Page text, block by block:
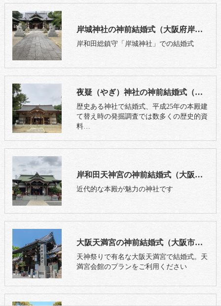
岸城神社の神前結婚式（大阪府岸和田市）
岸和田総鎮守「岸城神社」での結婚式
夜疑（やぎ）神社の神前結婚式（大阪府岸和田市）
歴史ある神社で結婚式、平成25年の本殿建
て替え時の発掘調査では数多くの歴史的資
料…
岸和田天神宮の神前結婚式（大阪府岸和田市）
近代的な本殿が魅力の神社です
大阪天満宮の神前結婚式（大阪市北区）
天神祭りで有名な大阪天満宮で結婚式。天
満宮会館のプランをご利用ください